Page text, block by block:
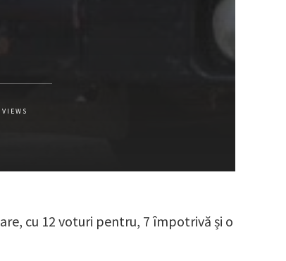
VIEWS
cu 12 voturi pentru, 7 împotrivă și o